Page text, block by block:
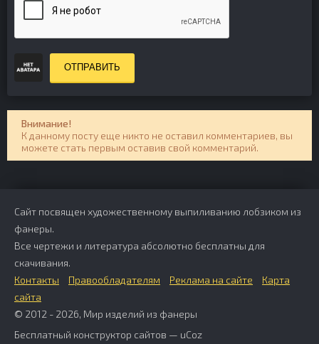
ОТПРАВИТЬ
Внимание!
К данному посту еще никто не оставил комментариев, вы
можете стать первым оставив свой комментарий.
Сайт посвящен художественному выпиливанию лобзиком из
фанеры.
Все чертежи и литература абсолютно бесплатны для
скачивания.
Контакты
Правообладателям Реклама на сайте
Карта
сайта
© 2012 - 2026, Мир изделий из фанеры
Бесплатный конструктор сайтов — uCoz